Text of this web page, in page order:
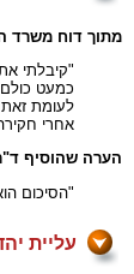
מתוך דוח משרד
"קיבלתי
כמעט
לעומת זאת
אחרי
הערה שהוסיף
"הסיכום
עליית